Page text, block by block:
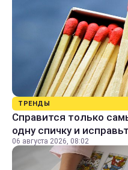
ТРЕНДЫ
Справится только
одну спичку и
06 августа 2026, 08:02